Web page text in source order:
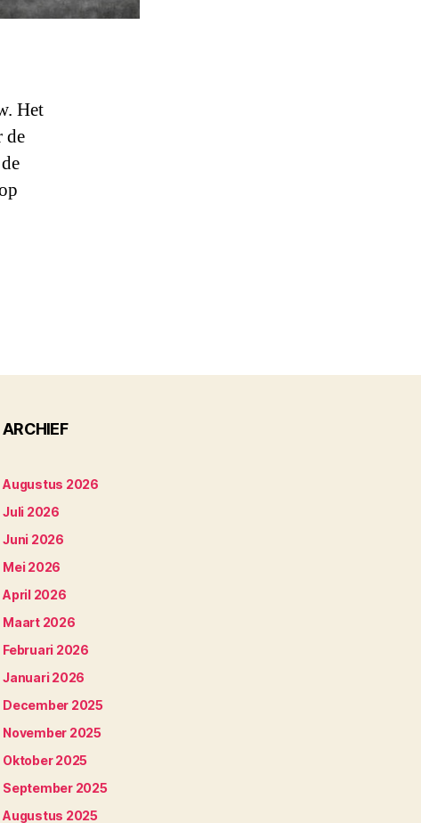
Het
de
ARCHIEF
Augustus 2026
Juli 2026
Juni 2026
Mei 2026
April 2026
Maart 2026
Februari 2026
Januari 2026
December 2025
November 2025
Oktober 2025
September 2025
Augustus 2025